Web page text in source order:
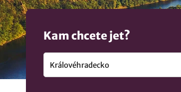
Kam chcete jet?